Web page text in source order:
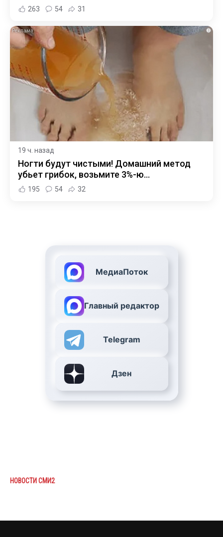
263 54 31
i
19 ч. назад
Ногти будут чистыми! Домашний метод
убьет грибок, возьмите 3%-ю…
195 54 32
МедиаПоток
Главный редактор
Telegram
Дзен
НОВОСТИ СМИ2